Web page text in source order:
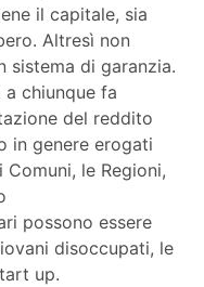
il capitale, sia
Altresì non
sistema di garanzia.
chiunque fa
del reddito
in genere erogati
Comuni, le Regioni,
possono essere
disoccupati, le
up.